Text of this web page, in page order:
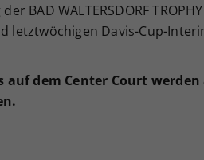
BAD WALTERSDORF
letztwöchigen Davis-Cup-
dem Center Court werden